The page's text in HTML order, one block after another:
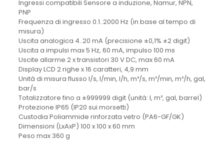
Ingressi compatibili Sensore a induzione, Namur, NPN,
PNP
Frequenza di ingresso 0.1..2000 Hz (in base al tempo di
misura)
Uscita analogica 4..20 mA (precisione ±0,1% ±2 digit)
Uscita a impulsi max 5 Hz, 60 mA, impulso 100 ms
Uscite allarme 2 x transistori 30 V DC, max 60 mA
Display LCD 2 righe x 16 caratteri, 4,9 mm
Unità di misura flusso l/s, l/min, l/h, m³/s, m³/min, m³/h, gal,
bar/s
Totalizzatore fino a ±999999 digit (unità: l, m³, gal, barrel)
Protezione IP65 (IP20 sui morsetti)
Custodia Poliammide rinforzata vetro (PA6-GF/GK)
Dimensioni (LxAxP) 100 x 100 x 60 mm
Peso max 360 g